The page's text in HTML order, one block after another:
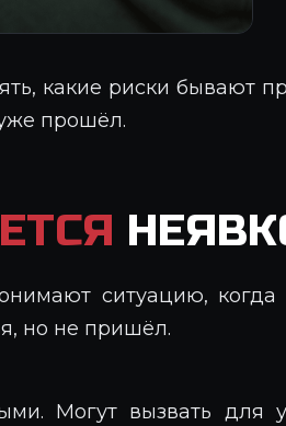
какие риски бывают
прошёл.
ситуацию,
но не пришёл.
Могут вызвать для